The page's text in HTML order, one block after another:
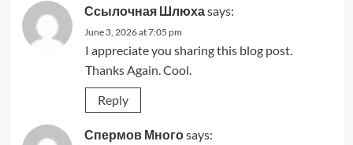
Ссылочная Шлюха says:
June 3, 2026 at 7:05 pm
I appreciate you sharing this blog post.
Thanks Again. Cool.
Reply
Спермов Многоsays: